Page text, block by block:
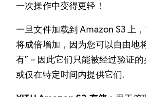
一次操作中变得更轻！
一旦文件加载到 Amazon S3 上
将成倍增加，因为您可以自由地
有” – 因此它们只能被经过验证
或仅在特定时间内提供它们.